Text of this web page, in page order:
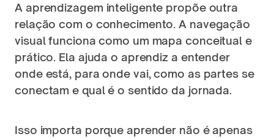
A aprendizagem inteligente propõe outra
relação com o conhecimento. A navegação
visual funciona como um mapa conceitual e
prático. Ela ajuda o aprendiz a entender
onde está, para onde vai, como as partes se
conectam e qual é o sentido da jornada.
Isso importa porque aprender não é apenas